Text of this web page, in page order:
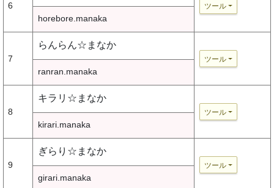
6 ツール
horebore.manaka
7
らんらん☆まなか
ツール
ranran.manaka
8
キラリ☆まなか
ツール
kirari.manaka
9
ぎらり☆まなか
ツール
girari.manaka